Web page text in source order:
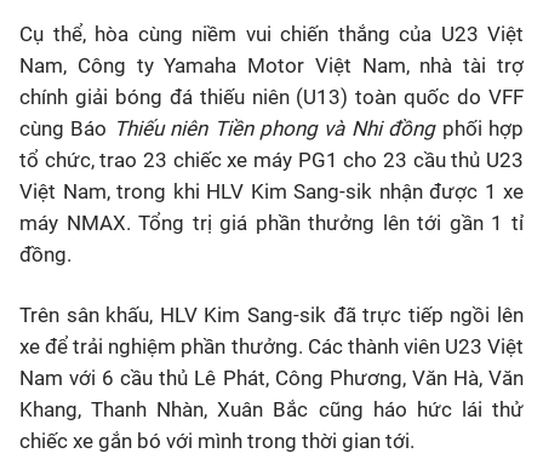
Cụ thể, hòa cùng niềm vui chiến thắng của U23 Việt
Nam, Công ty Yamaha Motor Việt Nam, nhà tài trợ
chính giải bóng đá thiếu niên (U13) toàn quốc do VFF
cùng Báo Thiếu niên Tiền phong và Nhi đồngphối hợp
tổ chức, trao 23 chiếc xe máy PG1 cho 23 cầu thủ U23
Việt Nam, trong khi HLV Kim Sang-sik nhận được 1 xe
máy NMAX. Tổng trị giá phần thưởng lên tới gần 1 tỉ
đồng.
Trên sân khấu, HLV Kim Sang-sik đã trực tiếp ngồi lên
xe để trải nghiệm phần thưởng. Các thành viên U23 Việt
Nam với 6 cầu thủ Lê Phát, Công Phương, Văn Hà, Văn
Khang, Thanh Nhàn, Xuân Bắc cũng háo hức lái thử
chiếc xe gắn bó với mình trong thời gian tới.